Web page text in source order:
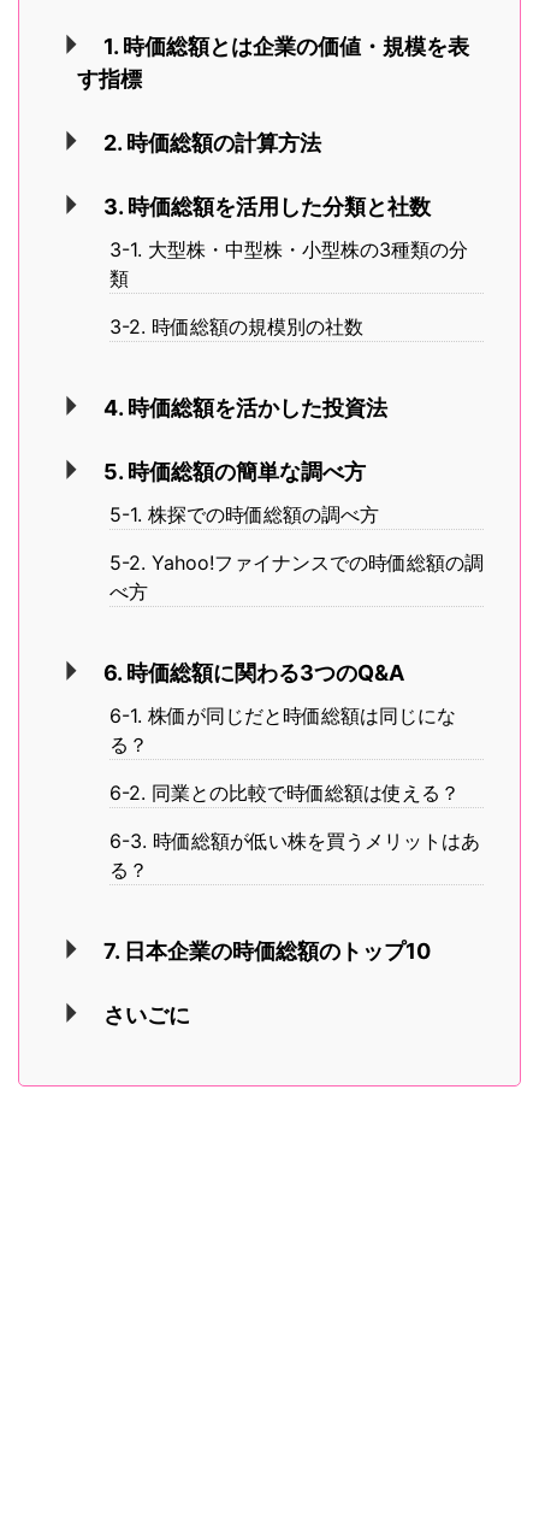
1. 時価総額とは企業の価値・規模を表
す指標
2. 時価総額の計算方法
3. 時価総額を活用した分類と社数
3-1. 大型株・中型株・小型株の3種類の分
類
3-2. 時価総額の規模別の社数
4. 時価総額を活かした投資法
5. 時価総額の簡単な調べ方
5-1. 株探での時価総額の調べ方
5-2. Yahoo!ファイナンスでの時価総額の調
べ方
6. 時価総額に関わる3つのQ&A
6-1. 株価が同じだと時価総額は同じにな
る？
6-2. 同業との比較で時価総額は使える？
6-3. 時価総額が低い株を買うメリットはあ
る？
7. 日本企業の時価総額のトップ10
さいごに